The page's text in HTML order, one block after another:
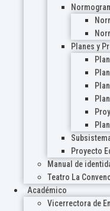
Planes y
Proyecto
Manual de
Teatro La
Académico
Vicerrectora de